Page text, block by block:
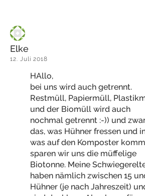
Elke
12. Juli 2018
HAllo,
bei uns wird auch getrennt.
Restmüll, Papiermüll,
und der Biomüll wird auch
nochmal getrennt :-)) und
das, was Hühner fressen und
was auf den Komposter
sparen wir uns die müffelige
Biotonne. Meine
haben nämlich zwischen 15
Hühner (je nach Jahreszeit)